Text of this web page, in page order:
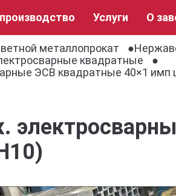
Услуги О
металлопрокат
квадратные
ЭСВ квадратные 40×1 имп